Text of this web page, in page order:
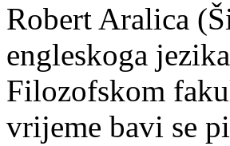
Robert Aralica
engleskoga
Filozofskom
vrijeme bavi se